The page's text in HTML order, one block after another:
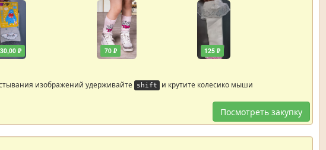
30,00 ₽ 70 ₽ 125 ₽
изображений удерживайте shift и крутите колесико мыши
Посмотреть закупку